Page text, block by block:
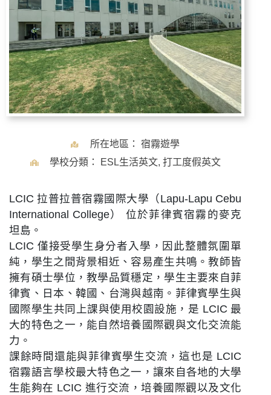
所在地區：
宿霧遊學
學校分類：
ESL生活英文, 打工度假英文
LCIC 拉普拉普宿霧國際大學（Lapu-Lapu Cebu
International College） 位於菲律賓宿霧的麥克
坦島。
LCIC 僅接受學生身分者入學，因此整體氛圍單
純，學生之間背景相近、容易產生共鳴。教師皆
擁有碩士學位，教學品質穩定，學生主要來自菲
律賓、日本、韓國、台灣與越南。菲律賓學生與
國際學生共同上課與使用校園設施，是 LCIC 最
大的特色之一，能自然培養國際觀與文化交流能
力。
課餘時間還能與菲律賓學生交流，這也是 LCIC
宿霧語言學校最大特色之一，讓來自各地的大學
生能夠在 LCIC 進行交流，培養國際觀以及文化